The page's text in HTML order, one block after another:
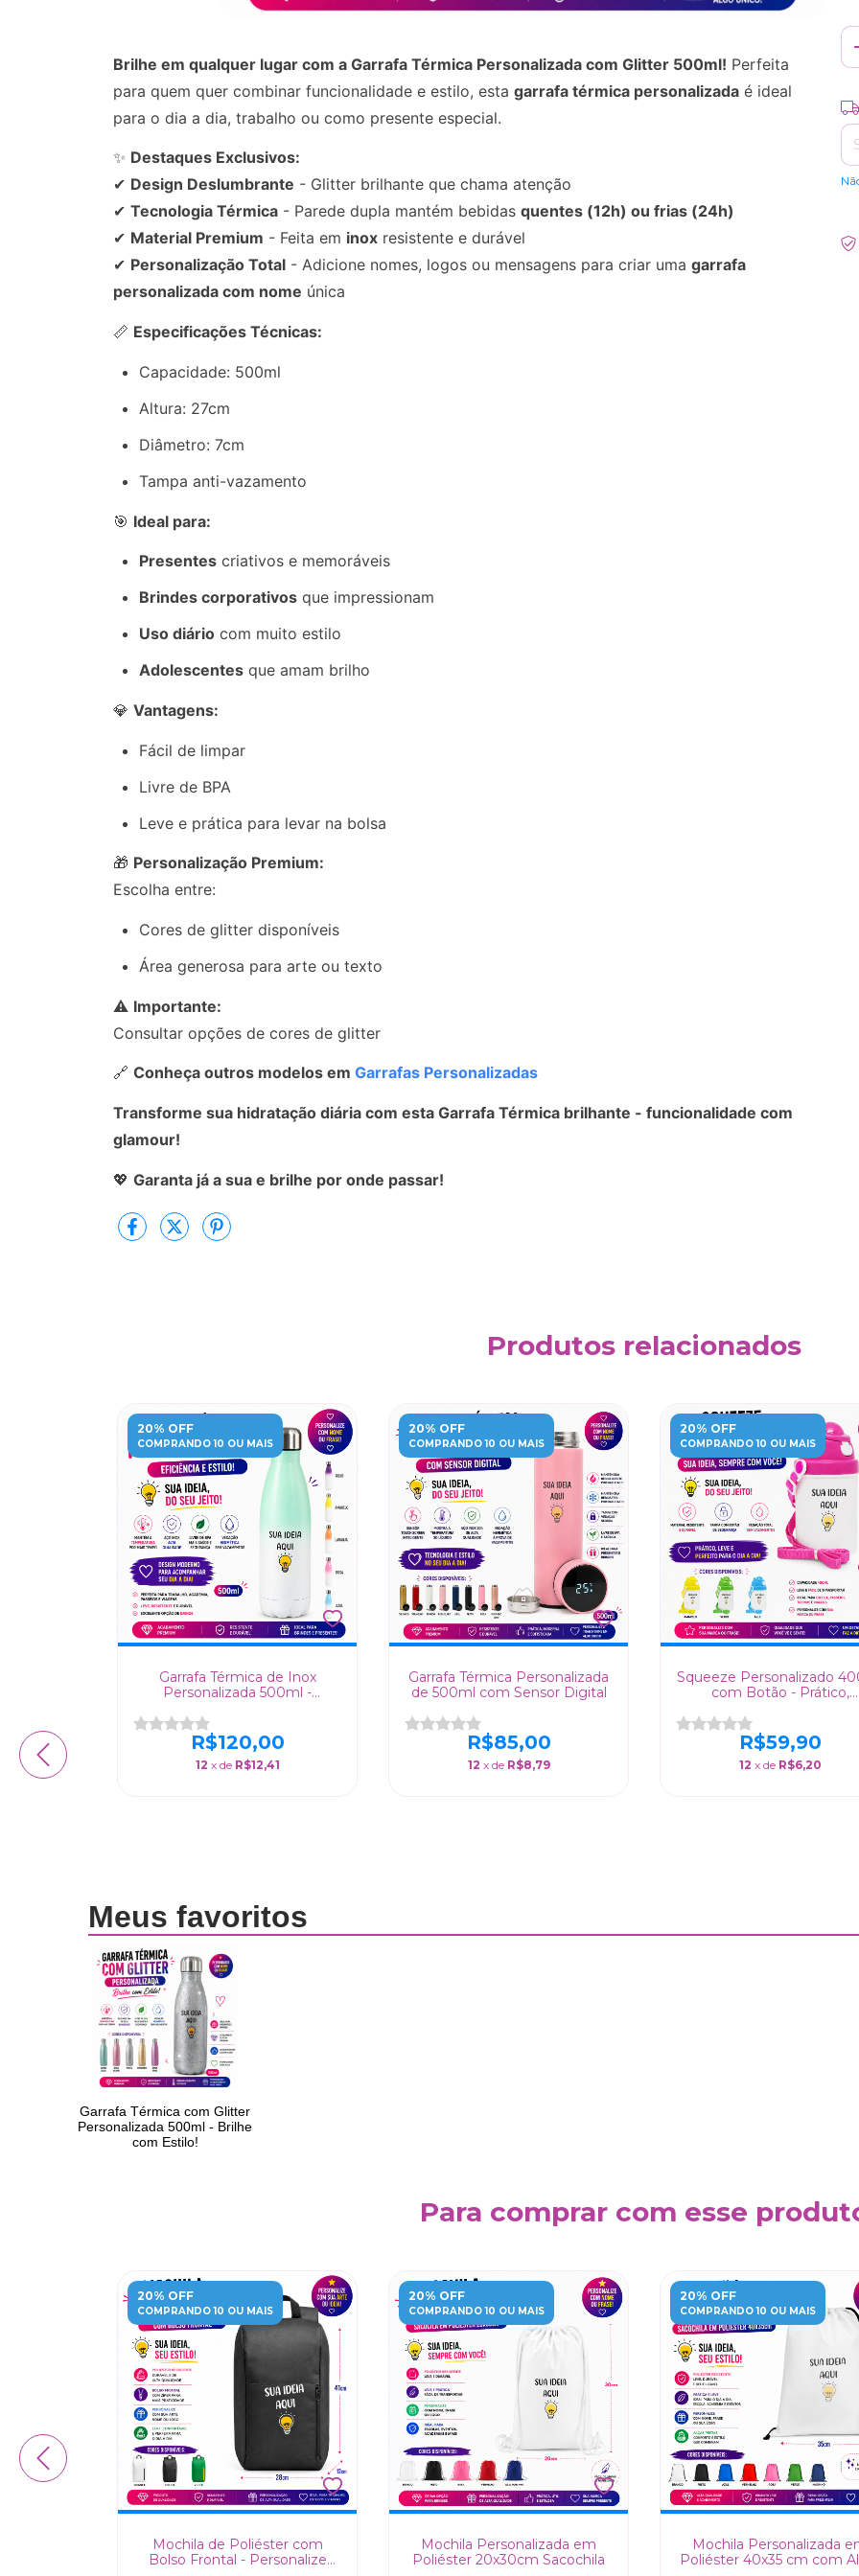
Brilhe em qualquer lugar com a Garrafa Térmica Personalizada com Glitter 500ml! Perfeita
para quem quer combinar funcionalidade e estilo, esta garrafa térmica personalizada é ideal
para o dia a dia, trabalho ou como presente especial.
✨ Destaques Exclusivos:
✔ Design Deslumbrante - Glitter brilhante que chama atenção
✔ Tecnologia Térmica - Parede dupla mantém bebidas quentes (12h) ou frias (24h)
✔ Material Premium - Feita em inox resistente e durável
✔ Personalização Total - Adicione nomes, logos ou mensagens para criar uma garrafa
personalizada com nome única
📏 Especificações Técnicas:
Capacidade: 500ml
Altura: 27cm
Diâmetro: 7cm
Tampa anti-vazamento
🎯 Ideal para:
Presentes criativos e memoráveis
Brindes corporativos que impressionam
Uso diário com muito estilo
Adolescentes que amam brilho
💎 Vantagens:
Fácil de limpar
Livre de BPA
Leve e prática para levar na bolsa
🎁 Personalização Premium:
Escolha entre:
Cores de glitter disponíveis
Área generosa para arte ou texto
⚠ Importante:
Consultar opções de cores de glitter
🔗 Conheça outros modelos em Garrafas Personalizadas
Transforme sua hidratação diária com esta Garrafa Térmica brilhante - funcionalidade com
glamour!
💖 Garanta já a sua e brilhe por onde passar!
Produtos relacionados
20% OFF
COMPRANDO 10 OU MAIS
Garrafa Térmica de Inox
Personalizada 500ml -
R$120,00
12 x de R$12,41
20% OFF
COMPRANDO 10 OU MAIS
Garrafa Térmica Personalizada
de 500ml com Sensor Digital
R$85,00
12 x de R$8,79
20% OFF
COMPRANDO 10 OU MAIS
Squeeze Personalizado
com Botão - Prático,
R$59,90
12 x de R$6,20
Para comprar com esse
20% OFF
COMPRANDO 10 OU MAIS
Mochila de Poliéster com
Bolso Frontal - Personalize
20% OFF
COMPRANDO 10 OU MAIS
Mochila Personalizada em
Poliéster 20x30cm Sacochila
20% OFF
COMPRANDO 10 OU MAIS
Mochila Personalizada
Poliéster 40x35 cm com